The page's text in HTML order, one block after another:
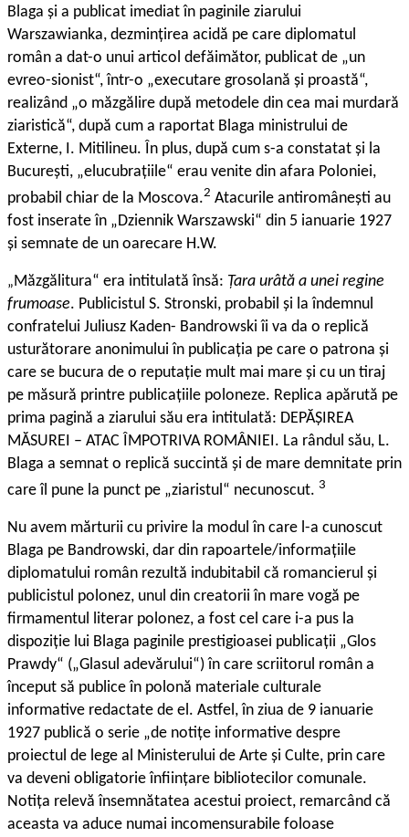
Blaga și a publicat imediat în paginile ziarului
Warszawianka, dezmințirea acidă pe care diplomatul
român a dat-o unui articol defăimător, publicat de „un
evreo-sionist“, într-o „executare grosolană și proastă“,
realizând „o măzgălire după metodele din cea mai murdară
ziaristică“, după cum a raportat Blaga ministrului de
Externe, I. Mitilineu. În plus, după cum s-a constatat și la
București, „elucubrațiile“ erau venite din afara Poloniei,
probabil chiar de la Moscova.2 Atacurile antiromânești au
fost inserate în „Dziennik Warszawski“ din 5 ianuarie 1927
și semnate de un oarecare H.W.
„Măzgălitura“ era intitulată însă: Țara urâtă a unei regine
frumoase. Publicistul S. Stronski, probabil și la îndemnul
confratelui Juliusz Kaden- Bandrowski îi va da o replică
usturătorare anonimului în publicația pe care o patrona și
care se bucura de o reputație mult mai mare și cu un tiraj
pe măsură printre publicațiile poloneze. Replica apărută pe
prima pagină a ziarului său era intitulată: DEPĂȘIREA
MĂSUREI – ATAC ÎMPOTRIVA ROMÂNIEI. La rândul său, L.
Blaga a semnat o replică succintă și de mare demnitate prin
care îl pune la punct pe „ziaristul“ necunoscut. 3
Nu avem mărturii cu privire la modul în care l-a cunoscut
Blaga pe Bandrowski, dar din rapoartele/informațiile
diplomatului român rezultă indubitabil că romancierul și
publicistul polonez, unul din creatorii în mare vogă pe
firmamentul literar polonez, a fost cel care i-a pus la
dispoziție lui Blaga paginile prestigioasei publicații „Glos
Prawdy“ („Glasul adevărului“) în care scriitorul român a
început să publice în polonă materiale culturale
informative redactate de el. Astfel, în ziua de 9 ia­nuarie
1927 publică o serie „de notițe informative despre
proiectul de lege al Ministerului de Arte și Culte, prin care
va deveni obligatorie înființare bibliotecilor comunale.
Notița relevă însemnătatea acestui proiect, remarcând că
aceasta va aduce numai incomensurabile foloase